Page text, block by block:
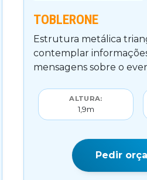
TOBLERONE
Estrutura metálica
contemplar
mensagens sobre o
ALTURA:
1,9m
Pedir